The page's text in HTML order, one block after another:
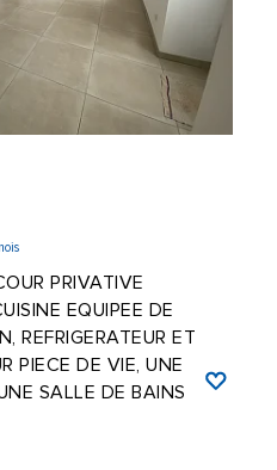
PRIVATIVE
EQUIPEE DE
REFRIGERATEUR ET
PIECE DE VIE, UNE
SALLE DE BAINS